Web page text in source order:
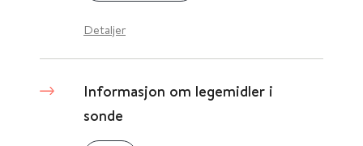
Detaljer
Informasjon om legemidler i
sonde